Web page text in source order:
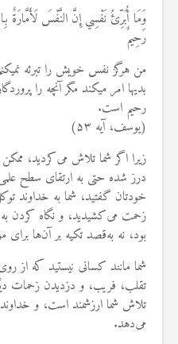
وَمَا أُبَرِّئُ نَفْسِي إِنَّ النَّفْسَ لَأَمَّارَةٌ
رَحِيمٌ
من هرگز نفس خويش را تبرئه
بديها امر مي‏كند مگر آنچه را
رحيم است.
(یوسف، آیه ۵۳)
زیرا اگر شما تلاش می‌کردید،
درز شده حتی به ارتقای سطح
خودتان گفتید، شما به خداوند
زحمت می‌کشیدید، و نگاه کردن
بود، نه به‌قصد تکیه بر آن‌ها برای
شما مانند کسانی نیستید که از
تقلب، فریب، و دزدیدن زحمات
تلاش شما ارزشمند است، و
می‌دهد.